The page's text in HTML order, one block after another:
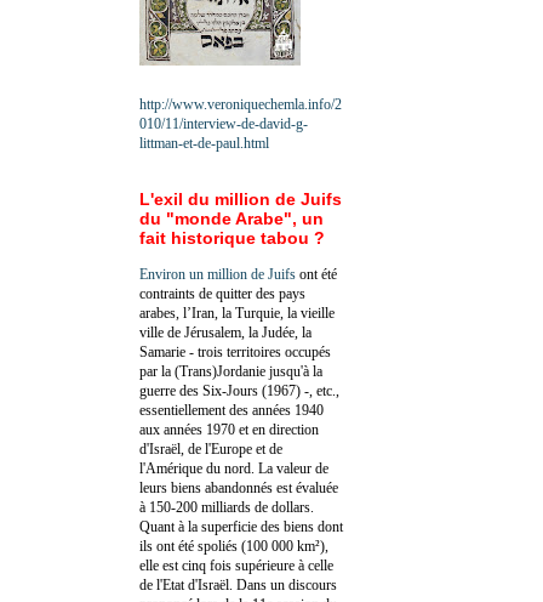
http://www.veroniquechemla.info/2
010/11/interview-de-david-g-
littman-et-de-paul.html
L'exil du million de Juifs
du "monde Arabe", un
fait historique tabou ?
Environ un million de Juifs ont été
contraints de quitter des pays
arabes, l’Iran, la Turquie, la vieille
ville de Jérusalem, la Judée, la
Samarie - trois territoires occupés
par la (Trans)Jordanie jusqu'à la
guerre des Six-Jours (1967) -, etc.,
essentiellement des années 1940
aux années 1970 et en direction
d'Israël, de l'Europe et de
l'Amérique du nord. La valeur de
leurs biens abandonnés est évaluée
à 150-200 milliards de dollars.
Quant à la superficie des biens dont
ils ont été spoliés (100 000 km²),
elle est cinq fois supérieure à celle
de l'Etat d'Israël. Dans un discours